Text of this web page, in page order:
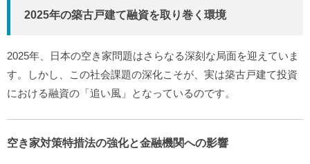
2025年の築古戸建て融資を取り巻く環境
2025年、日本の空き家問題はさらなる深刻な局面を迎えていま
す。しかし、この社会課題の深化こそが、実は築古戸建て投資
における融資の「追い風」となっているのです。
空き家対策特措法の強化と金融機関への影響